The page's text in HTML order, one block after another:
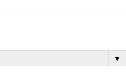
▼